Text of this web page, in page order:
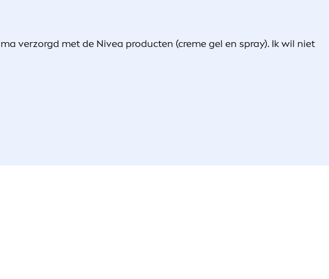
verzorgd met de Nivea producten (creme gel en spray). Ik wil niet